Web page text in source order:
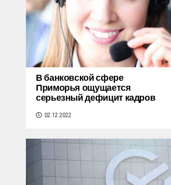
В банковской сфере
Приморья ощущается
серьезный дефицит кадров
02.12.2022